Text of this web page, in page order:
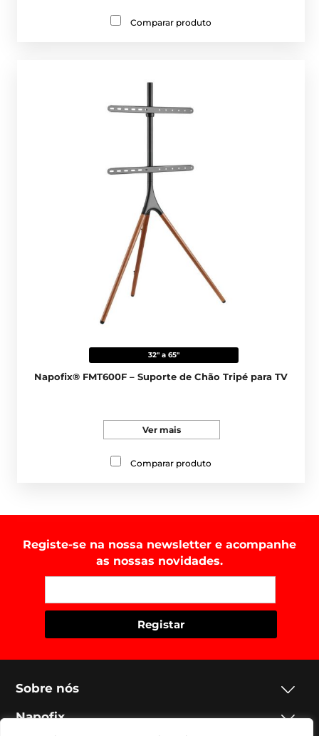
Comparar produto
32" a 65"
Napofix® FMT600F – Suporte de Chão Tripé para TV
Ver mais
Comparar produto
Registe-se na nossa newsletter e acompanhe
as nossas novidades.
Sobre nós
Napofix